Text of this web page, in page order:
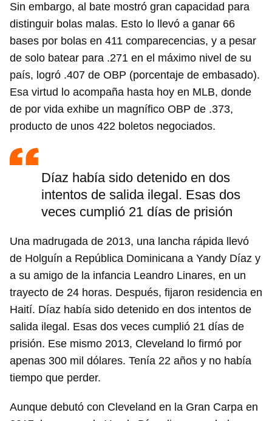
Sin embargo, al bate mostró gran capacidad para
distinguir bolas malas. Esto lo llevó a ganar 66
bases por bolas en 411 comparecencias, y a pesar
de solo batear para .271 en el máximo nivel de su
país, logró .407 de OBP (porcentaje de embasado).
Esa virtud lo acompaña hasta hoy en MLB, donde
de por vida exhibe un magnífico OBP de .373,
producto de unos 422 boletos negociados.
Díaz había sido detenido en dos
intentos de salida ilegal. Esas dos
veces cumplió 21 días de prisión
Una madrugada de 2013, una lancha rápida llevó
de Holguín a República Dominicana a Yandy Díaz y
a su amigo de la infancia Leandro Linares, en un
trayecto de 24 horas. Después, fijaron residencia en
Haití. Díaz había sido detenido en dos intentos de
salida ilegal. Esas dos veces cumplió 21 días de
prisión. Ese mismo 2013, Cleveland lo firmó por
apenas 300 mil dólares. Tenía 22 años y no había
tiempo que perder.
Aunque debutó con Cleveland en la Gran Carpa en